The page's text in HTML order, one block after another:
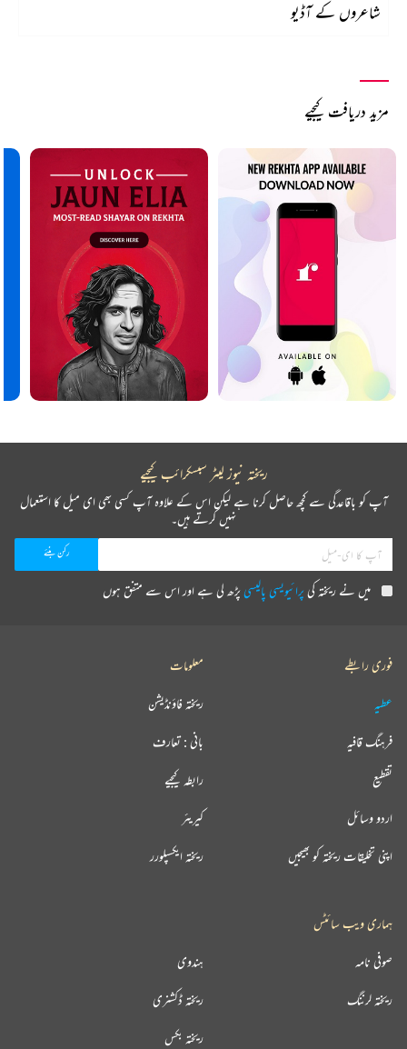
شاعروں کے آڈیو
مزید دریافت کیجیے
ریختہ نیوز لیٹر سبسکرائب کیجیے
آپ کو باقاعدگی سے کچھ حاصل کرنا ہے لیکن اس کے علاوہ آپ کسی بھی ای میل کا استعمال
نہیں کرتے ہیں۔
میں نے ریختہ کیپرائیویسی پالیسیپڑھ لی ہے اور اس سے متفق ہوں
فوری رابطے
عطیہ
فرہنگ قافیہ
تقطیع
اردو وسائل
اپنی تخلیقات ریختہ کو بھیجیں
معلومات
ریختہ فاؤنڈیشن
بانی : تعارف
رابطہ کیجیے
کیریئر
ریختہ ایکسپلورر
ہماری ویب سائٹس
ہندوی صوفی نامہ
ریختہ ڈکشنری ریختہ لرننگ
ریختہ بکس